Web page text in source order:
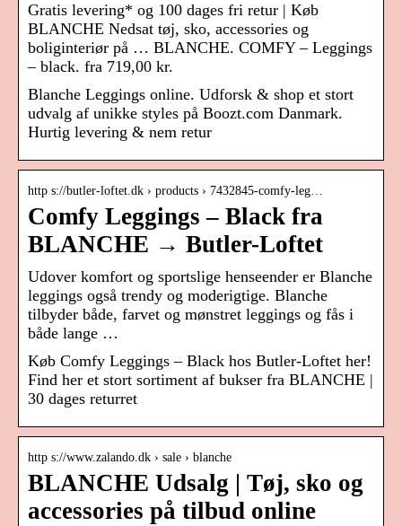
Gratis levering* og 100 dages fri retur | Køb
BLANCHE Nedsat tøj, sko, accessories og
boliginteriør på … BLANCHE. COMFY – Leggings
– black. fra 719,00 kr.
Blanche Leggings online. Udforsk & shop et stort
udvalg af unikke styles på Boozt.com Danmark.
Hurtig levering & nem retur
http s://butler-loftet.dk › products › 7432845-comfy-leg…
Comfy Leggings – Black fra
BLANCHE → Butler-Loftet
Udover komfort og sportslige henseender er Blanche
leggings også trendy og moderigtige. Blanche
tilbyder både, farvet og mønstret leggings og fås i
både lange …
Køb Comfy Leggings – Black hos Butler-Loftet her!
Find her et stort sortiment af bukser fra BLANCHE |
30 dages returret
http s://www.zalando.dk › sale › blanche
BLANCHE Udsalg | Tøj, sko og
accessories på tilbud online